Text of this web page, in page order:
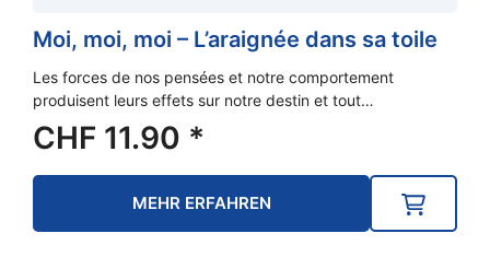
Moi, moi, moi – L’araignée dans sa toile
Les forces de nos pensées et notre comportement
produisent leurs effets sur notre destin et tout…
CHF 11.90 *
MEHR ERFAHREN